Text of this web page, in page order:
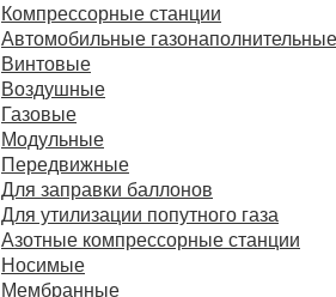
Компрессорные станции
Автомобильные
Винтовые
Воздушные
Газовые
Модульные
Передвижные
Для заправки баллонов
Для утилизации попутного газа
Азотные компрессорные станции
Носимые
Мембранные